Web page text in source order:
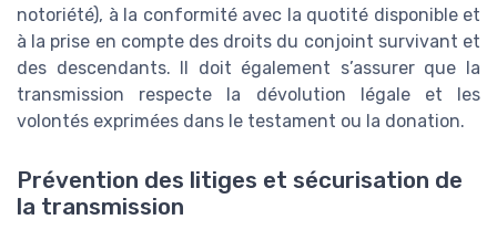
notoriété), à la conformité avec la quotité disponible et
à la prise en compte des droits du conjoint survivant et
des descendants. Il doit également s’assurer que la
transmission respecte la dévolution légale et les
volontés exprimées dans le testament ou la donation.
Prévention des litiges et sécurisation de
la transmission